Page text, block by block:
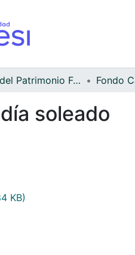
Archivo del Patrimonio Fotográfico y Fílmico del Valle del Cauca Fondo
soleado
KB)